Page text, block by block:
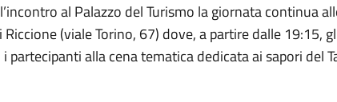
al Palazzo del Turismo la giornata continua
(viale Torino, 67) dove, a partire dalle 19:15,
partecipanti alla cena tematica dedicata ai sapori del